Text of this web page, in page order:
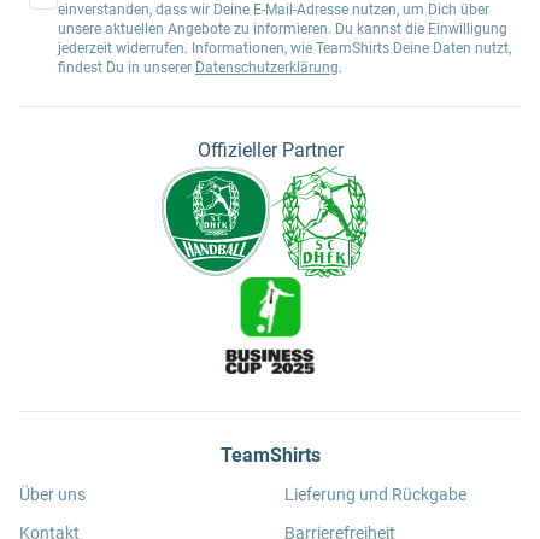
einverstanden, dass wir Deine E-Mail-Adresse nutzen, um Dich über
unsere aktuellen Angebote zu informieren. Du kannst die Einwilligung
jederzeit widerrufen. Informationen, wie TeamShirts Deine Daten nutzt,
findest Du in unserer Datenschutzerklärung.
Offizieller Partner
TeamShirts
Über uns
Kontakt
Lieferung und Rückgabe
Barrierefreiheit